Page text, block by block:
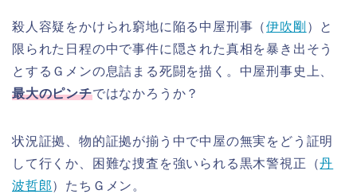
殺人容疑をかけられ窮地に陥る中屋刑事（伊吹剛 ）と
限られた日程の中で事件に隠された真相を暴き出そう
とするＧメンの息詰まる死闘を描く。中屋刑事史上、
最大のピンチではなかろうか？
状況証拠、物的証拠が揃う中で中屋の無実をどう証明
して行くか、困難な捜査を強いられる黒木警視正（丹
波哲郎）たちＧメン。